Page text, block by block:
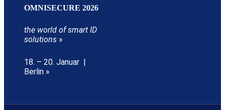
OMNISECURE 2026
the world of smart ID
solutions »
18. – 20. Januar |
Berlin »